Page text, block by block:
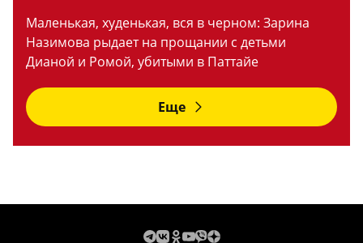
Маленькая, худенькая, вся в черном: Зарина
Назимова рыдает на прощании с детьми
Дианой и Ромой, убитыми в Паттайе
Еще